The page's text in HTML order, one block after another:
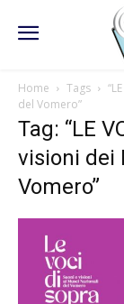
Home Tags
del Vomero”
Tag: “LE
visioni dei
Vomero”